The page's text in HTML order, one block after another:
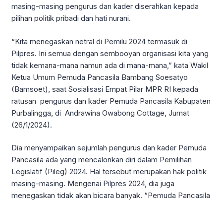
masing-masing pengurus dan kader diserahkan kepada
pilihan politik pribadi dan hati nurani.
“Kita menegaskan netral di Pemilu 2024 termasuk di
Pilpres. Ini semua dengan sembooyan organisasi kita yang
tidak kemana-mana namun ada di mana-mana,” kata Wakil
Ketua Umum Pemuda Pancasila Bambang Soesatyo
(Bamsoet), saat Sosialisasi Empat Pilar MPR RI kepada
ratusan pengurus dan kader Pemuda Pancasila Kabupaten
Purbalingga, di Andrawina Owabong Cottage, Jumat
(26/1/2024).
Dia menyampaikan sejumlah pengurus dan kader Pemuda
Pancasila ada yang mencalonkan diri dalam Pemilihan
Legislatif (Pileg) 2024. Hal tersebut merupakan hak politik
masing-masing. Mengenai Pilpres 2024, dia juga
menegaskan tidak akan bicara banyak. “Pemuda Pancasila